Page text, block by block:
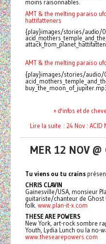
moins raisonnables.
AMT & the melting paraiso
hattifatteners
{play}images/stories/audio/
AMT & the melting paraiso
{play}images/stories/audio/
+ d'infos et de
Lire la suite : 24 Nov : ACID
MER 12 NOV
Tu viens ou tu crains
CHRIS CLAVIN
Gainesville/USA, monsieur
guitariste/chanteur de Ghost
folk. www.plan-it-x.com
THESE ARE POWERS
New York, art-rock sombre
Youth, Lydia Lunch ou la no-
www.thesearepowers.com